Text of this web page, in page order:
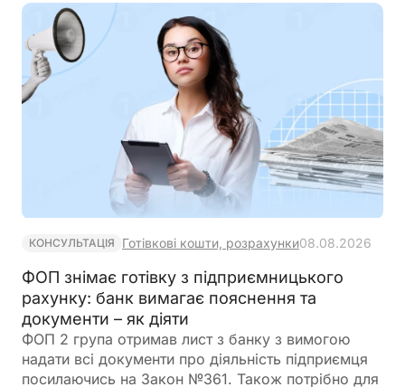
КОНСУЛЬТАЦІЯ Готівкові кошти, розрахунки08.08.2026
ФОП знімає готівку з підприємницького
рахунку: банк вимагає пояснення та
документи – як діяти
ФОП 2 група отримав лист з банку з вимогою
надати всі документи про діяльність підприємця
посилаючись на Закон №361. Також потрібно для